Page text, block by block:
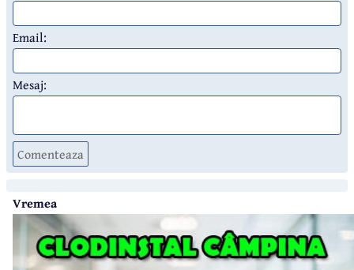
Email:
Mesaj:
Comenteaza
Vremea